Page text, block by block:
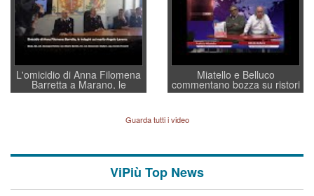
L'omicidio di Anna Filomena
Barretta a Marano, le
indagini dei carabinieri di
Lavarra: più avvincenti di
quelle di... Barbara D'Urso
Miatello e Belluco
commentano bozza su ristori
BPVi e Veneto Banca
Guarda tutti i video
ViPiù Top News